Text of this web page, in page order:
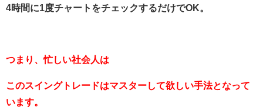
4時間に1度チャートをチェックするだけでOK。
つまり、忙しい社会人は
このスイングトレードはマスターして欲しい手法となって
います。